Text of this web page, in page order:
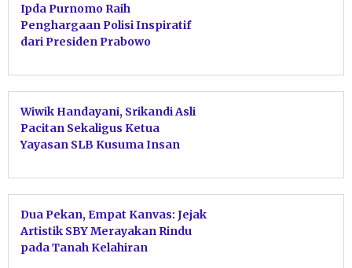
Ipda Purnomo Raih
Penghargaan Polisi Inspiratif
dari Presiden Prabowo
Wiwik Handayani, Srikandi Asli
Pacitan Sekaligus Ketua
Yayasan SLB Kusuma Insan
Gelar Doktor di Unesa!
Dua Pekan, Empat Kanvas: Jejak
Artistik SBY Merayakan Rindu
pada Tanah Kelahiran